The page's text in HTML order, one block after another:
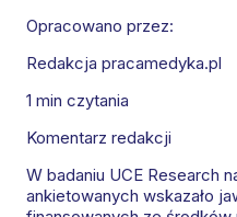
Opracowano przez:
Redakcja pracamedyka.pl
1 min czytania
Komentarz redakcji
W badaniu UCE Research
ankietowanych wskazało